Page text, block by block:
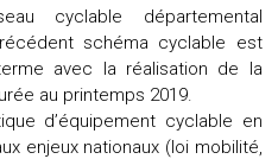
cyclable départemental
schéma cyclable est
avec la réalisation de la
au printemps 2019.
d’équipement cyclable en
enjeux nationaux (loi mobilité,